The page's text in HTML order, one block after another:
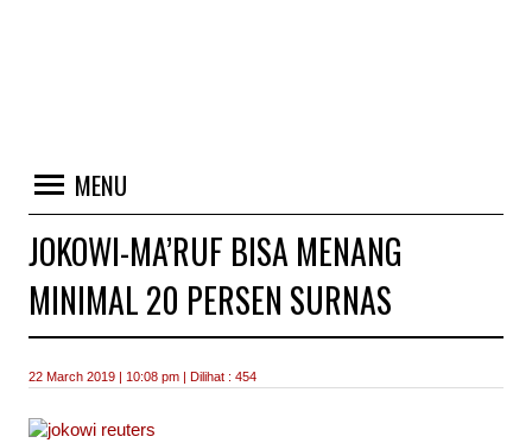
MENU
JOKOWI-MA’RUF BISA MENANG
MINIMAL 20 PERSEN SURNAS
22 March 2019 | 10:08 pm | Dilihat : 454